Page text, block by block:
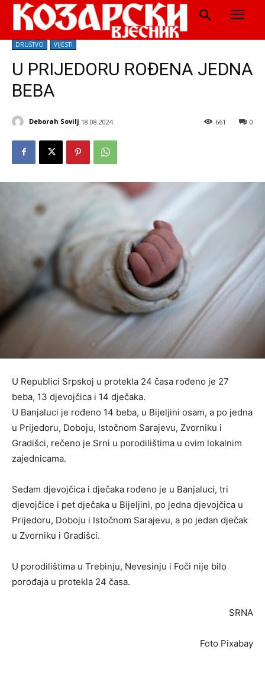
DRUŠTVO VIJESTI
U PRIJEDORU ROĐENA JEDNA
BEBA
Deborah Sovilj 18.08.2024. 0
661
U Republici Srpskoj u protekla 24 časa rođeno je 27
beba, 13 djevojčica i 14 dječaka.
U Banjaluci je rođeno 14 beba, u Bijeljini osam, a po jedna
u Prijedoru, Doboju, Istočnom Sarajevu, Zvorniku i
Gradišci, rečeno je Srni u porodilištima u ovim lokalnim
zajednicama.
Sedam djevojčica i dječaka rođeno je u Banjaluci, tri
djevojčice i pet dječaka u Bijeljini, po jedna djevojčica u
Prijedoru, Doboju i Istočnom Sarajevu, a po jedan dječak
u Zvorniku i Gradišci.
U porodilištima u Trebinju, Nevesinju i Foči nije bilo
porođaja u protekla 24 časa.
SRNA
Foto Pixabay